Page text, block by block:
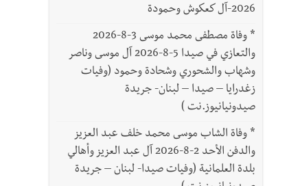
2026-آل كعكوش وحمودة
*
وفاة مصطفى محمد موسى 3-8-2026
والتعازي في صيدا 5-8-2026 آل موسى وناصر
وشهاب والشحوري وشحادة وحمود (وفيات
زغدرايا – صيدا – لبنان- جريدة
صيدونيانيوز.نت )
* وفاة الشاب موسى محمد خلف عبد العزيز
والدفن الأحد 2-8-2026 آل عبد العزيز وأهالي
بلدة العلمانية (وفيات صيدا- لبنان – جريدة